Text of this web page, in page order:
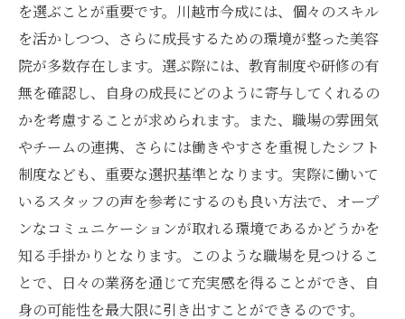
を選ぶことが重要です。川越市今成には、個々のスキル
を活かしつつ、さらに成長するための環境が整った美容
院が多数存在します。選ぶ際には、教育制度や研修の有
無を確認し、自身の成長にどのように寄与してくれるの
かを考慮することが求められます。また、職場の雰囲気
やチームの連携、さらには働きやすさを重視したシフト
制度なども、重要な選択基準となります。実際に働いて
いるスタッフの声を参考にするのも良い方法で、オープ
ンなコミュニケーションが取れる環境であるかどうかを
知る手掛かりとなります。このような職場を見つけるこ
とで、日々の業務を通じて充実感を得ることができ、自
身の可能性を最大限に引き出すことができるのです。